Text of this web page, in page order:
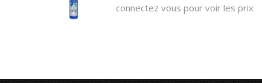
connectez vous pour voir les prix